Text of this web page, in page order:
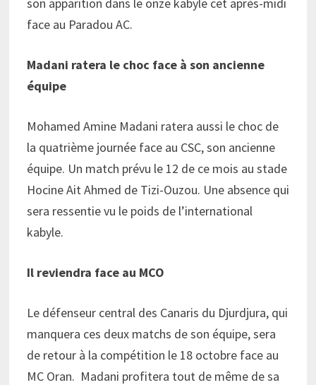
face au Paradou AC.
Madani ratera le choc face à son ancienne
équipe
Mohamed Amine Madani ratera aussi le choc de
la quatrième journée face au CSC, son ancienne
équipe. Un match prévu le 12 de ce mois au stade
Hocine Ait Ahmed de Tizi-Ouzou. Une absence qui
sera ressentie vu le poids de l’international
kabyle.
Il reviendra face au MCO
Le défenseur central des Canaris du Djurdjura, qui
manquera ces deux matchs de son équipe, sera
de retour à la compétition le 18 octobre face au
MC Oran. Madani profitera tout de même de sa